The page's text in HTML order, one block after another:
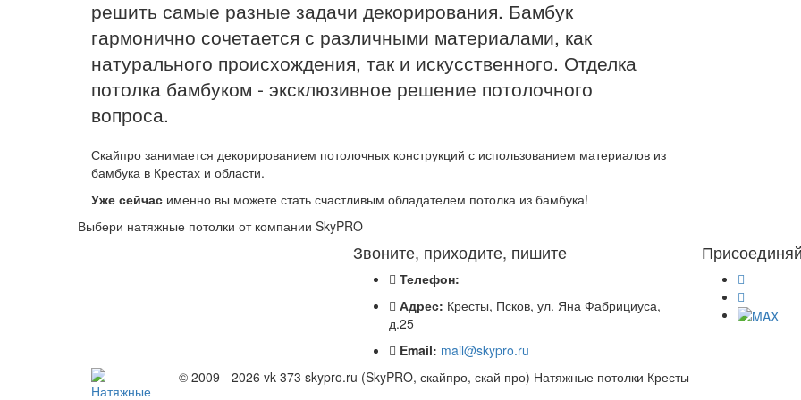
решить самые разные задачи декорирования. Бамбук
гармонично сочетается с различными материалами, как
натурального происхождения, так и искусственного. Отделка
потолка бамбуком - эксклюзивное решение потолочного
вопроса.
Скайпро занимается декорированием потолочных конструкций с использованием материалов из
бамбука в Крестах и области.
Уже сейчас именно вы можете стать счастливым обладателем потолка из бамбука!
Выбери натяжные потолки от компании SkyPRO
Звоните, приходите, пишите
Телефон:
Адрес: Кресты, Псков, ул. Яна Фабрициуса,
д.25
Email: mail@skypro.ru
© 2009 - 2026 vk 373 skypro.ru (SkyPRO, скайпро, скай про) Натяжные потолки Кресты